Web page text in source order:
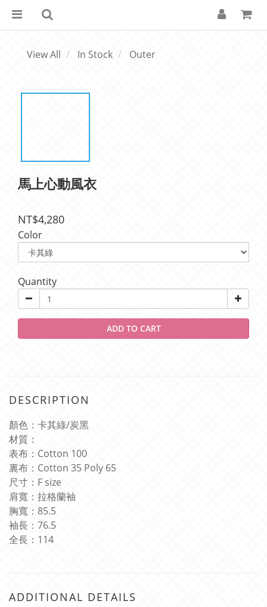
View All In Stock Outer
馬上心動風衣
NT$4,280
Color
Quantity
ADD TO CART
DESCRIPTION
顏色：卡其綠/炭黑
材質：
表布： Cotton 100
裏布： Cotton 35 Poly 65
尺寸： F size
肩寬：拉格蘭袖
胸寬： 85.5
袖長： 76.5
全長： 114
ADDITIONAL DETAILS